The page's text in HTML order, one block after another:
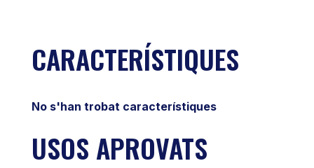
CARACTERÍSTIQUES
No s'han trobat característiques
USOS APROVATS